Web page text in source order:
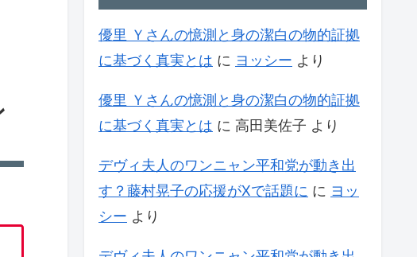
優里 Ｙさんの憶測と身の潔白の物的証拠
に基づく真実とは に ヨッシー より
優里 Ｙさんの憶測と身の潔白の物的証拠
に基づく真実とは に 高田美佐子 より
デヴィ夫人のワンニャン平和党が動き出
す？藤村晃子の応援がXで話題に に ヨッ
シー より